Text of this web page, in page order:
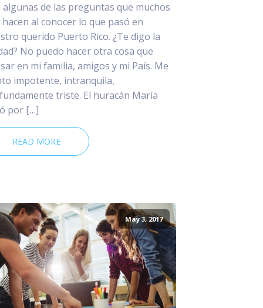
algunas de las preguntas que muchos
al conocer lo que pasó en
querido Puerto Rico. ¿Te digo la
No puedo hacer otra cosa que
en mi familia, amigos y mi País. Me
impotente, intranquila,
triste. El huracán María
por […]
READ MORE
May 3, 2017